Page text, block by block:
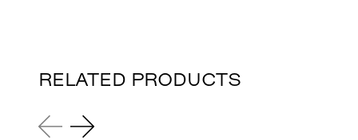
RELATED PRODUCTS